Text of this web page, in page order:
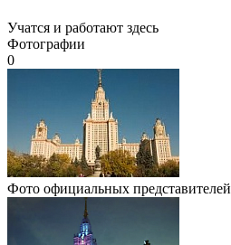
Учатся и работают здесь
Фотографии
0
Фото официальных представителей